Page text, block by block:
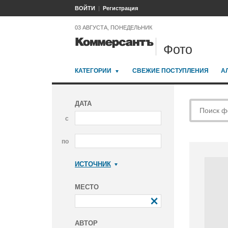
ВОЙТИ Регистрация
03 АВГУСТА, ПОНЕДЕЛЬНИК
Фото
КАТЕГОРИИ СВЕЖИЕ ПОСТУПЛЕНИЯ
ДАТА
с
по
ИСТОЧНИК
МЕСТО
АВТОР